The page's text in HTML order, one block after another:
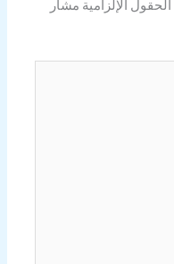
الحقول الإلزامية مشار